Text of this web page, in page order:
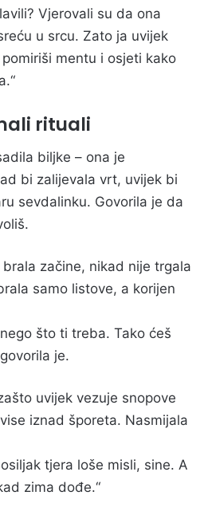
Vjerovali su da ona
u srcu. Zato ja uvijek
mentu i osjeti kako
rituali
biljke – ona je
bi zalijevala vrt, uvijek bi
sevdalinku. Govorila je da
začine, nikad nije trgala
samo listove, a korijen
što ti treba. Tako ćeš
je.
uvijek vezuje snopove
iznad šporeta. Nasmijala
tjera loše misli, sine. A
zima dođe.“